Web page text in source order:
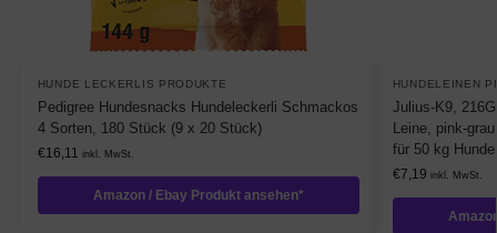
HUNDE LECKERLIS PRODUKTE
Pedigree Hundesnacks Hundeleckerli Schmackos
4 Sorten, 180 Stück (9 x 20 Stück)
€16,11 inkl. MwSt.
Amazon / Ebay Produkt ansehen*
HUNDELEINEN
Julius-K9,
Leine, pink-
für 50 kg Hunde
€7,19 inkl. MwSt.